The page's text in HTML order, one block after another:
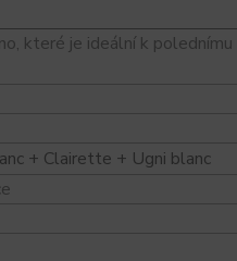
které je ideální k
+ Clairette + Ugni blanc